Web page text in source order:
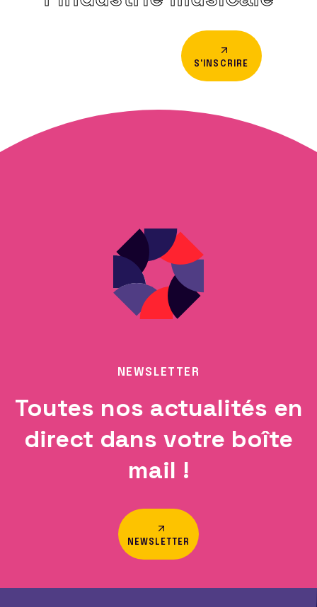
S'INSCRIRE
NEWSLETTER
Toutes nos actualités en
direct dans votre boîte
mail !
NEWSLETTER